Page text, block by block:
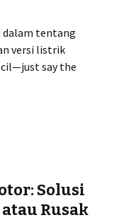
dalam tentang
versi listrik
say the
Solusi
Rusak